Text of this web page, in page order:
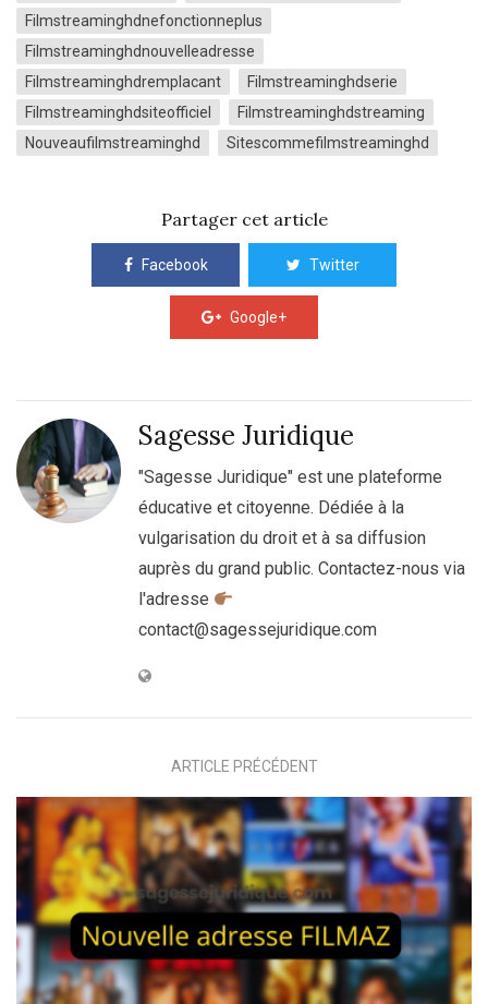
Filmstreaminghdnefonctionneplus
Filmstreaminghdnouvelleadresse
Filmstreaminghdremplacant
Filmstreaminghdserie
Filmstreaminghdsiteofficiel
Filmstreaminghdstreaming
Nouveaufilmstreaminghd
Sitescommefilmstreaminghd
Partager cet article
Facebook Twitter
Google+
Sagesse Juridique
"Sagesse Juridique" est une plateforme
éducative et citoyenne. Dédiée à la
vulgarisation du droit et à sa diffusion
auprès du grand public. Contactez-nous via
l'adresse
contact@sagessejuridique.com
ARTICLE PRÉCÉDENT